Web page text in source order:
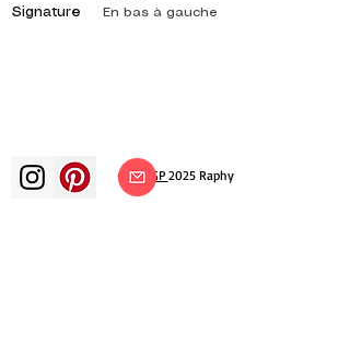
Signature
En bas à gauche
© ADAGP 2025 Raphy